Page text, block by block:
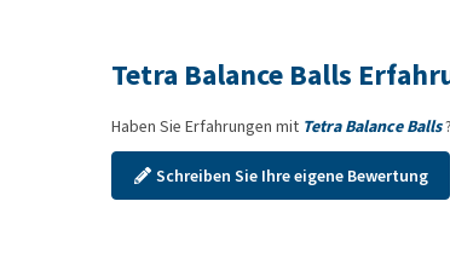
Tetra Balance Balls
Haben Sie Erfahrungen mit Tetra Balance Balls
Schreiben Sie Ihre eigene Bewertung